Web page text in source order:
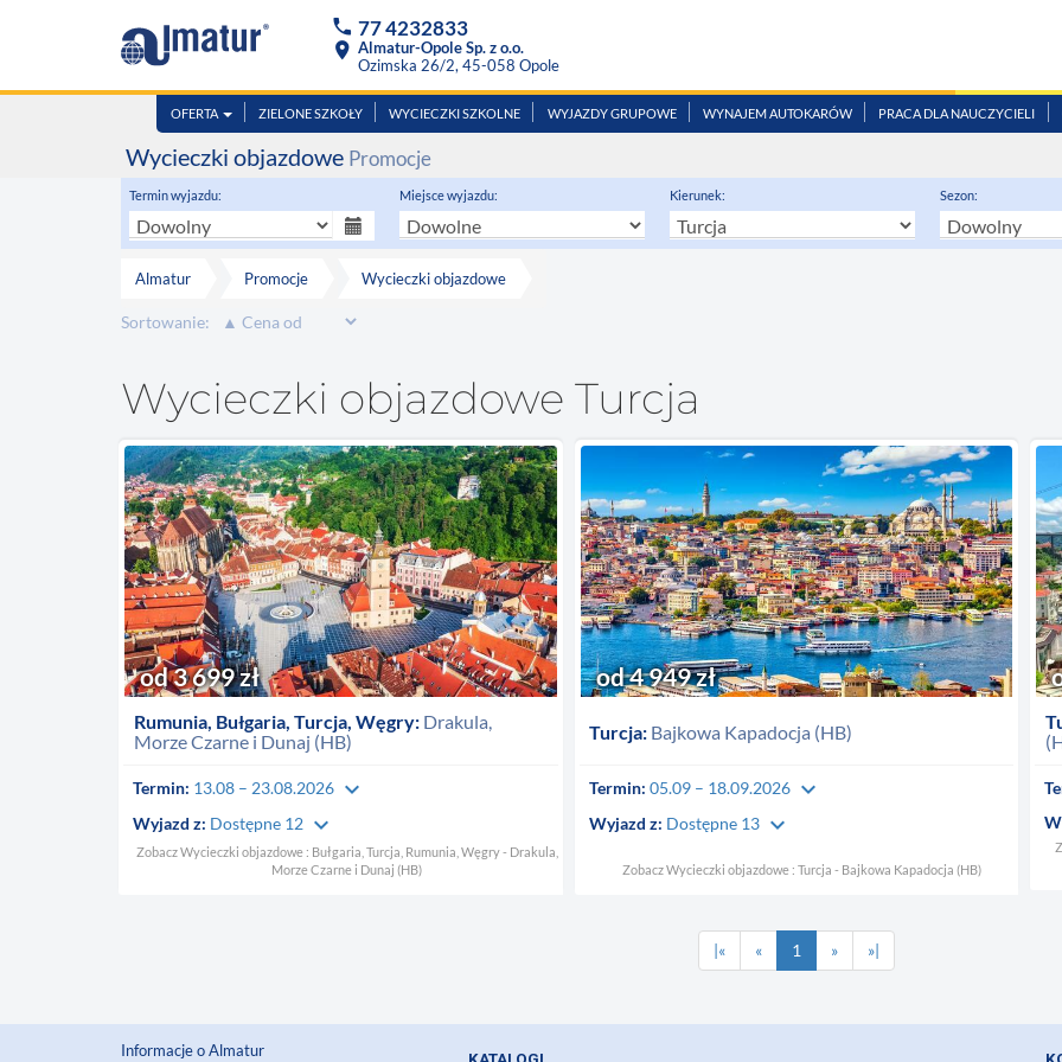
phone 77 4232833
location_on Almatur-Opole Sp. z o.o.
Ozimska 26/2, 45-058 Opole
OFERTA ZIELONE SZKOŁY WYCIECZKI SZKOLNE WYJAZDY GRUPOWE WYNAJEM AUTOKARÓW PRACA DLA NAUCZYCIELI
Wycieczki objazdowe Promocje
Termin wyjazdu: Miejsce wyjazdu: Kierunek: Sezon:
Almatur Promocje Wycieczki objazdowe
Sortowanie:
Wycieczki objazdowe Turcja
Rumunia, Bułgaria, Turcja, Węgry:Drakula,
Morze Czarne i Dunaj (HB)
od 3 699 zł
Termin: 13.08 – 23.08.2026 keyboard_arrow_down
Wyjazd z: Dostępne 12 keyboard_arrow_down
Zobacz Wycieczki objazdowe : Bułgaria, Turcja, Rumunia, Węgry - Drakula,
Morze Czarne i Dunaj (HB)
Turcja: Bajkowa Kapadocja (HB)
od 4 949 zł
Termin: 05.09 – 18.09.2026 keyboard_arrow_down
Wyjazd z: Dostępne 13 keyboard_arrow_down
Zobacz Wycieczki objazdowe : Turcja - Bajkowa Kapadocja (HB)
|« « 1 » »|
Informacje o Almatur